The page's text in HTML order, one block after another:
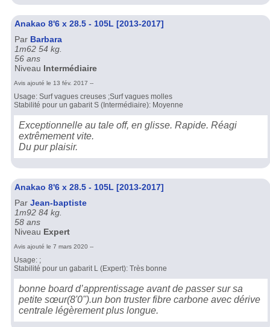
Anakao 8'6 x 28.5 - 105L [2013-2017]
Par Barbara
1m62 54 kg.
56 ans
Niveau Intermédiaire
Avis ajouté le 13 fév. 2017 --
Usage: Surf vagues creuses ;Surf vagues molles
Stabilité pour un gabarit S (Intermédiaire): Moyenne
Exceptionnelle au tale off, en glisse. Rapide. Réagi
extrêmement vite.
Du pur plaisir.
Anakao 8'6 x 28.5 - 105L [2013-2017]
Par Jean-baptiste
1m92 84 kg.
58 ans
Niveau Expert
Avis ajouté le 7 mars 2020 --
Usage: ;
Stabilité pour un gabarit L (Expert): Très bonne
bonne board d’apprentissage avant de passer sur sa
petite sœur(8'0'').un bon truster fibre carbone avec dérive
centrale légèrement plus longue.